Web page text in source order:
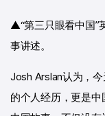
▲“第三只眼看中国”
事讲述。
Josh Arslan认为，
的个人经历，更是